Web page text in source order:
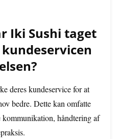
Iki Sushi taget
deres kundeservice for at
bedre. Dette kan omfatte
håndtering af